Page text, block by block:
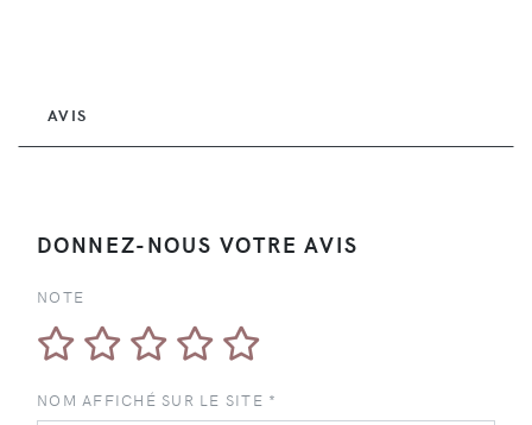
AVIS
DONNEZ-NOUS VOTRE AVIS
NOTE
NOM AFFICHÉ SUR LE SITE *